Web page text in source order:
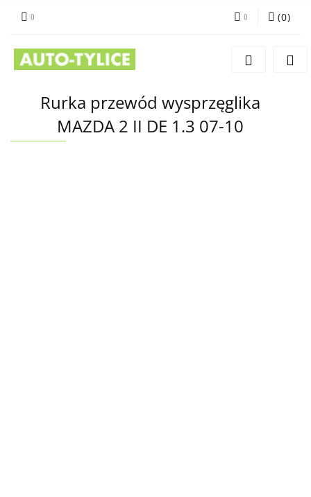
Zaloguj się
Dodaj zgłoszenie
(0)
Rurka przewód wysprzęglika
MAZDA 2 II DE 1.3 07-10